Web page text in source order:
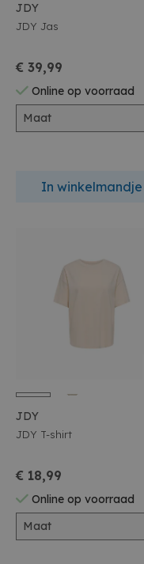
JDY
JDY Jas
€ 39,99
Online op voorraad
Maat
In winkelmandje
JDY
JDY T-shirt
€ 18,99
Online op voorraad
Maat